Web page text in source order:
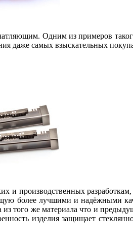
Одним из примеров
даже самых взыскательных
более лучшими и надёжными
того же материала что и
изделия защищает